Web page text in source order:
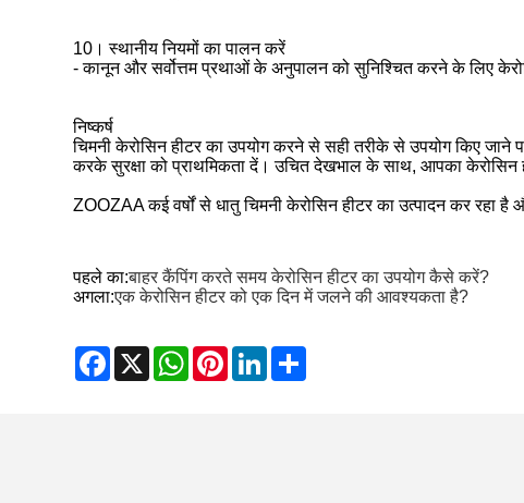
10। स्थानीय नियमों का पालन करें
- कानून और सर्वोत्तम प्रथाओं के अनुपालन को सुनिश्चित करने के लिए
निष्कर्ष
चिमनी केरोसिन हीटर का उपयोग करने से सही तरीके से उपयोग किए
करके सुरक्षा को प्राथमिकता दें। उचित देखभाल के साथ, आपका केरोसिन
ZOOZAA कई वर्षों से धातु चिमनी केरोसिन हीटर का उत्पादन कर रहा
पहले का:बाहर कैंपिंग करते समय केरोसिन हीटर का उपयोग कैसे करें?
अगला:एक केरोसिन हीटर को एक दिन में जलने की आवश्यकता है?
Facebook
X WhatsApp
PinterestLinkedIn